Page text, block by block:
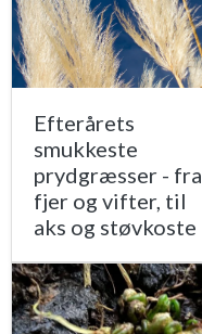
Efterårets
smukkeste
prydgræsser - fra
fjer og vifter, til
aks og støvkoste